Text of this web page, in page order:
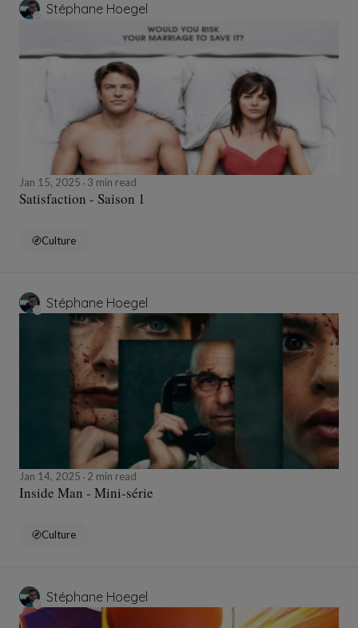
Stéphane Hoegel
Jan 15, 2025 3 min read
Satisfaction - Saison 1
Culture
Stéphane Hoegel
Jan 14, 2025 2 min read
Inside Man - Mini-série
Culture
Stéphane Hoegel